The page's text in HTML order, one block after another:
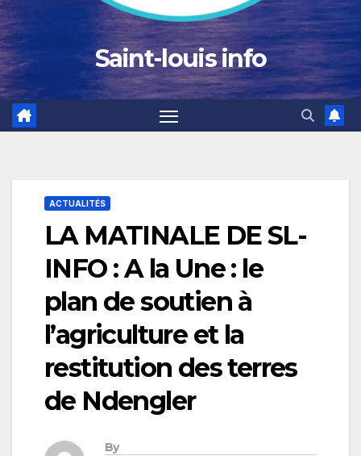
Saint-louis info
ACTUALITÉS
LA MATINALE DE SL-
INFO : A la Une : le
plan de soutien à
l’agriculture et la
restitution des terres
de Ndengler
By